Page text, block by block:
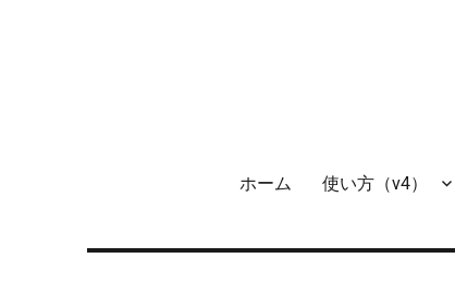
ホーム 使い方（v4）